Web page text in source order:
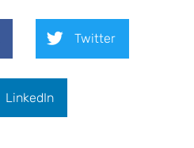
Twitter
LinkedIn